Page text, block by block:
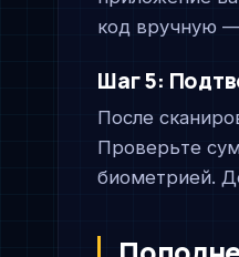
код вручную
Шаг 5:
После
Проверьте
биометрией.